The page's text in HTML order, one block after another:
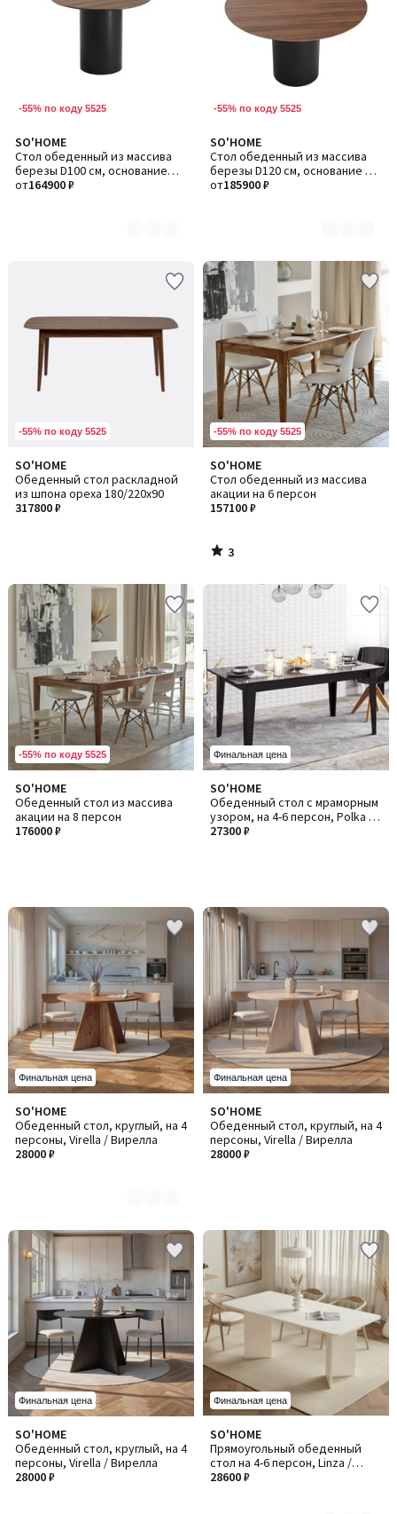
-55% по коду 5525
SO'HOME
Стол обеденный из массива
березы D100 см, основание
D43
от164900 ₽
Количество
цветов:
2
-55% по коду 5525
SO'HOME
Стол обеденный из массива
березы D120 см, основание D
43
от185900 ₽
Количество
цветов:
2
-55% по коду 5525
SO'HOME
Обеденный стол раскладной
из шпона ореха 180/220х90
317800 ₽
-55% по коду 5525
SO'HOME
Стол обеденный из массива
акации на 6 персон
157100 ₽
3
/
5
3
/
-55% по коду 5525
SO'HOME
Обеденный стол из массива
акации на 8 персон
176000 ₽
Финальная цена
SO'HOME
Обеденный стол с мраморным
узором, на 4-6 персон, Polka /
Полка
27300 ₽
Финальная цена
SO'HOME
Обеденный стол, круглый, на 4
персоны, Virella / Вирелла
28000 ₽
Количество
цветов:
2
Финальная цена
SO'HOME
Обеденный стол, круглый, на 4
персоны, Virella / Вирелла
28000 ₽
Финальная цена
SO'HOME
Обеденный стол, круглый, на 4
персоны, Virella / Вирелла
28000 ₽
Финальная цена
SO'HOME
Прямоугольный обеденный
стол на 4-6 персон, Linza /
Линза
28600 ₽
Количество
цветов:
5